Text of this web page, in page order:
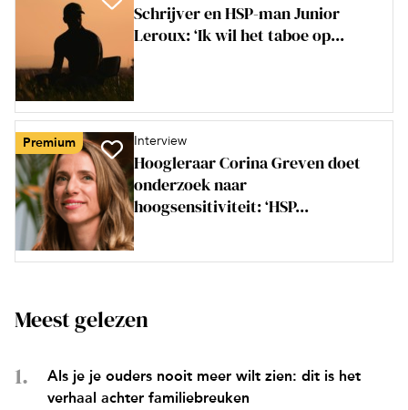
Schrijver en HSP-man Junior
Leroux: ‘Ik wil het taboe op...
Premium Interview
Hoogleraar Corina Greven doet
onderzoek naar
hoogsensitiviteit: ‘HSP...
Meest gelezen
Als je je ouders nooit meer wilt zien: dit is het
verhaal achter familiebreuken